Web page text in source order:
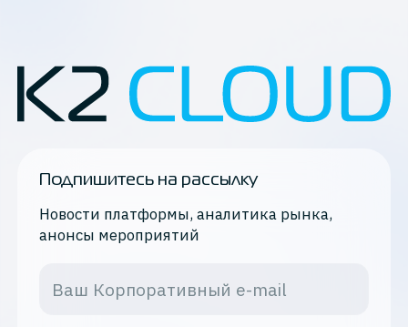
Подпишитесь на рассылку
Новости платформы, аналитика рынка,
анонсы мероприятий